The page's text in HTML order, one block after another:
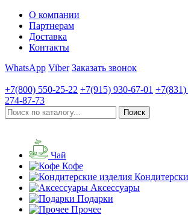
О компании
Партнерам
Доставка
Контакты
WhatsApp Viber Заказать звонок
+7(800) 550-25-22 +7(915) 930-67-01 +7(831)
274-87-73
Чай
Кофе
Аксессуары
Подарки
Прочее